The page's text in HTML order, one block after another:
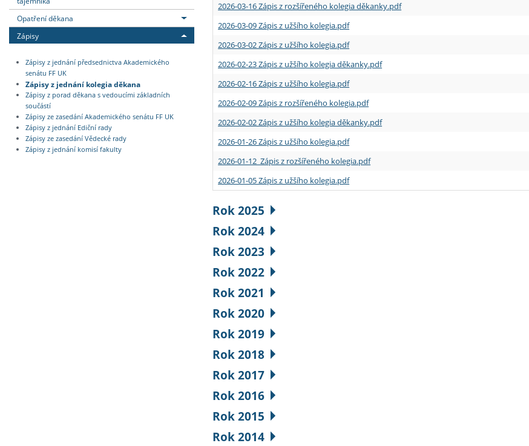
Opatření děkana
Zápisy
Zápisy z jednání předsednictva Akademického
senátu FF UK
Zápisy z jednání kolegia děkana
Zápisy z porad děkana s vedoucími základních
součástí
Zápisy ze zasedání Akademického senátu FF UK
Zápisy z jednání Ediční rady
Zápisy ze zasedání Vědecké rady
Zápisy z jednání komisí fakulty
2026-03-16 Zápis z rozšířeného kolegia děkanky.pdf
2026-03-09 Zápis z užšího kolegia.pdf
2026-03-02 Zápis z užšího kolegia.pdf
2026-02-23 Zápis z užšího kolegia děkanky.pdf
2026-02-16 Zápis z užšího kolegia.pdf
2026-02-09 Zápis z rozšířeného kolegia.pdf
2026-02-02 Zápis z užšího kolegia děkanky.pdf
2026-01-26 Zápis z užšího kolegia.pdf
2026-01-12 Zápis z rozšířeného kolegia.pdf
2026-01-05 Zápis z užšího kolegia.pdf
Rok 2025
Rok 2024
Rok 2023
Rok 2022
Rok 2021
Rok 2020
Rok 2019
Rok 2018
Rok 2017
Rok 2016
Rok 2015
Rok 2014